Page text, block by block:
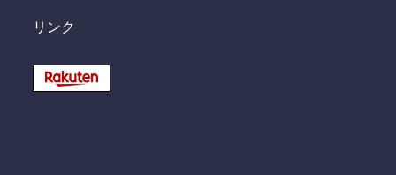
リンク